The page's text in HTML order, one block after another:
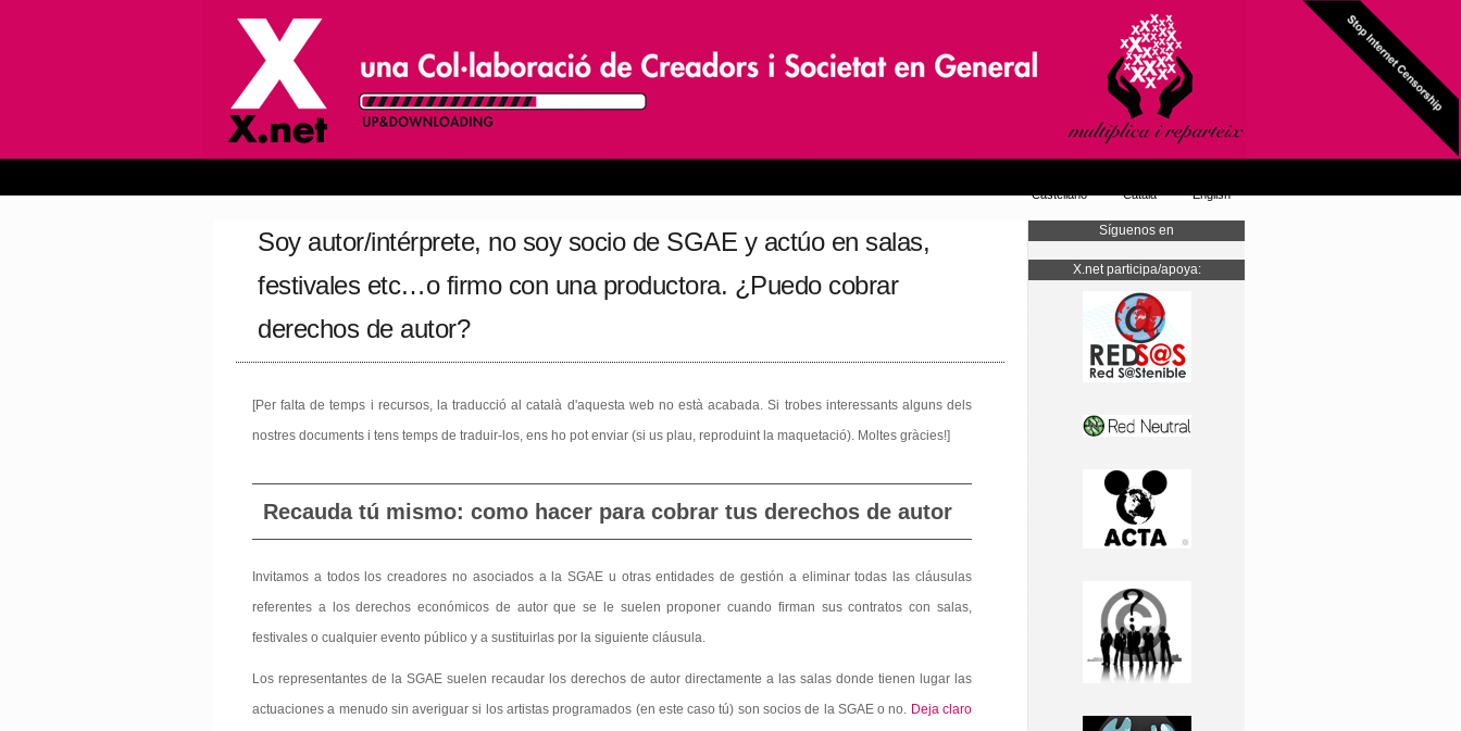
Castellano Català English
Soy autor/intérprete, no soy socio de SGAE y actúo en salas,
festivales etc…o firmo con una productora. ¿Puedo cobrar
derechos de autor?
[Per falta de temps i recursos, la traducció al català d'aquesta web no està acabada. Si trobes interessants alguns dels
nostres documents i tens temps de traduir-los, ens ho pot enviar (si us plau, reproduint la maquetació). Moltes gràcies!]
Recauda tú mismo: como hacer para cobrar tus derechos de autor
Invitamos a todos los creadores no asociados a la SGAE u otras entidades de gestión a eliminar todas las cláusulas
referentes a los derechos económicos de autor que se le suelen proponer cuando firman sus contratos con salas,
festivales o cualquier evento público y a sustituirlas por la siguiente cláusula.
Los representantes de la SGAE suelen recaudar los derechos de autor directamente a las salas donde tienen lugar las
actuaciones a menudo sin averiguar si los artistas programados (en este caso tú) son socios de la SGAE o no. Deja claro
Síguenos en
X.net participa/apoya: